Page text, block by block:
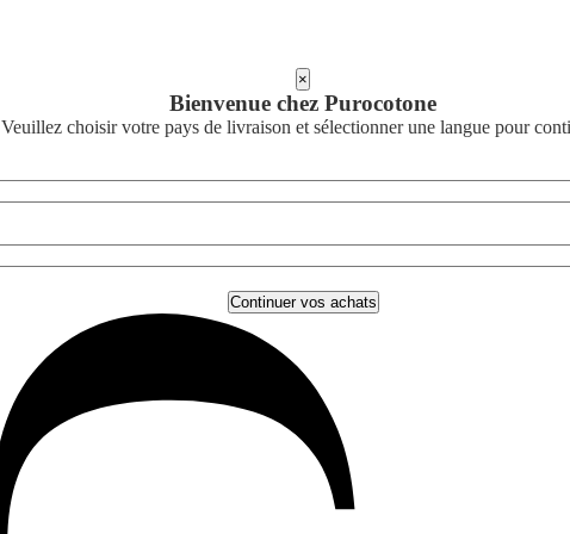
×
Bienvenue chez Purocotone
Veuillez choisir votre pays de livraison et sélectionner une langue pour
Continuer vos achats